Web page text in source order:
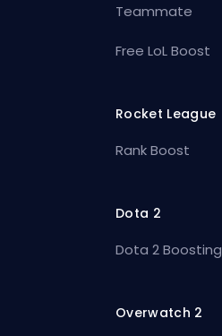
Teammate
Free LoL Boost
Rocket League
Rank Boost
Dota 2
Dota 2 Boosting
Overwatch 2